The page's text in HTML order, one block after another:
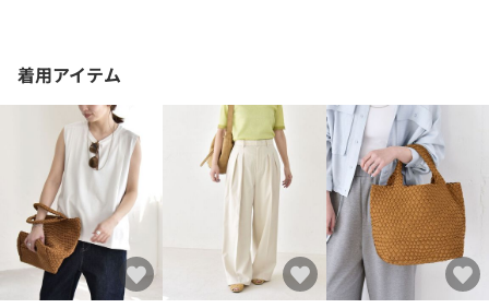
着用アイテム